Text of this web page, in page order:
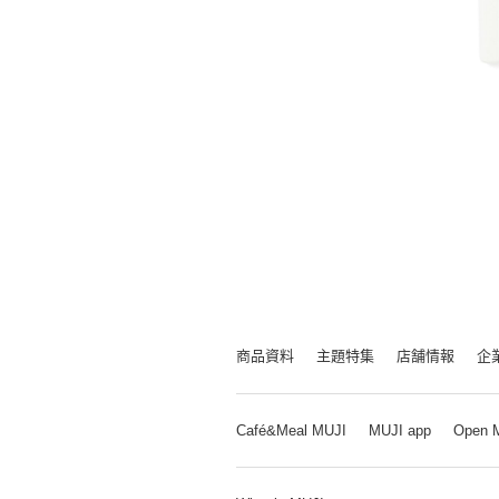
商品資料 主題特集 店舗情報 企
Café&Meal MUJI MUJI app Open